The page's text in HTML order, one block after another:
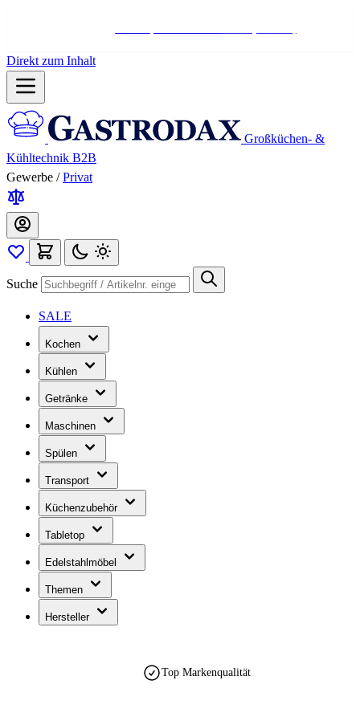
Direkt zum Inhalt
Großküchen- &
Kühltechnik B2B
Gewerbe / Privat
Suche
SALE
Kochen
Kühlen
Getränke
Maschinen
Spülen
Transport
Küchenzubehör
Tabletop
Edelstahlmöbel
Themen
Hersteller
Top Markenqualität